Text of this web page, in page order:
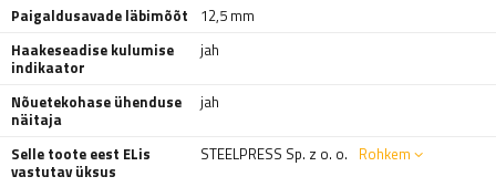
Paigaldusavade läbimõõt
12,5 mm
Haakeseadise kulumise
indikaator
jah
Nõuetekohase ühenduse
näitaja
jah
Selle toote eest ELis
vastutav üksus
STEELPRESS Sp. z o. o. Rohkem